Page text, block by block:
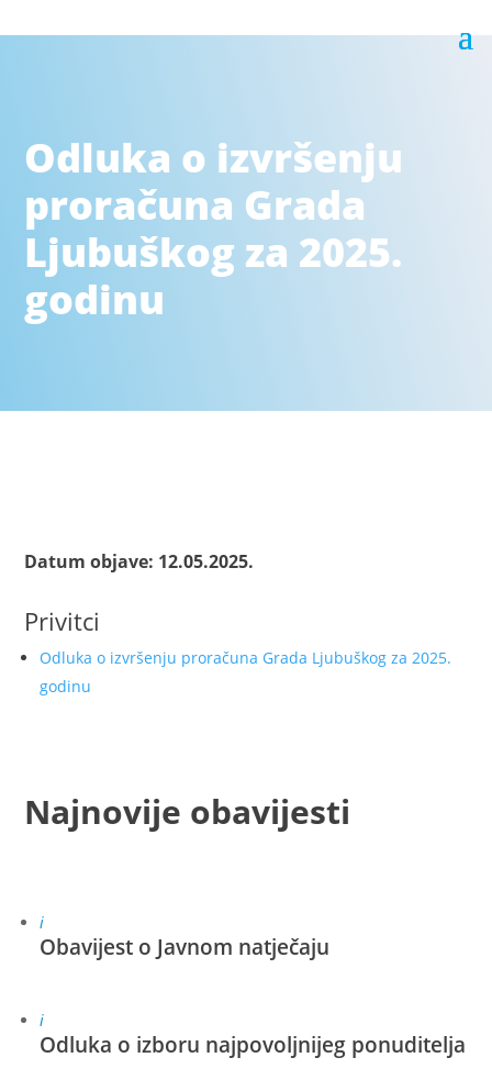
Odluka o izvršenju
proračuna Grada
Ljubuškog za 2025.
godinu
Datum objave: 12.05.2025.
Privitci
Odluka o izvršenju proračuna Grada Ljubuškog za 2025.
godinu
Najnovije obavijesti
i
Obavijest o Javnom natječaju
i
Odluka o izboru najpovoljnijeg ponuditelja